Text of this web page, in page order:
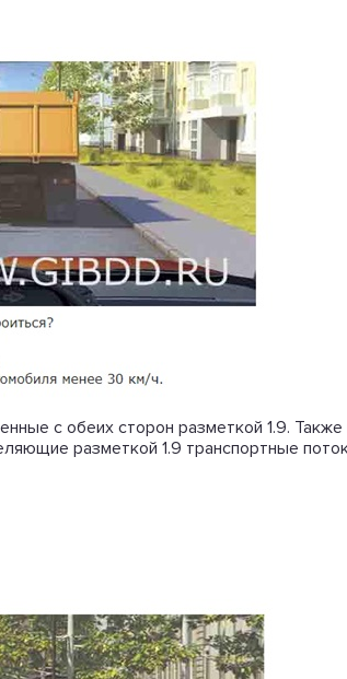
с обеих сторон разметкой 1.9.
разметкой 1.9 транспортные